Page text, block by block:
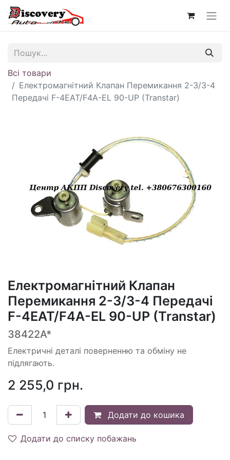
Всі товари
Електромагнітний Клапан Перемикання 2-3/3-4
Передачі F-4EAT/F4A-EL 90-UP (Transtar)
Електромагнітний Клапан
Перемикання 2-3/3-4 Передачі
F-4EAT/F4A-EL 90-UP (Transtar)
38422A*
Електричні деталі поверненню та обміну не
підлягають.
2 255,0 грн.
Додати до кошика
Додати до списку побажань